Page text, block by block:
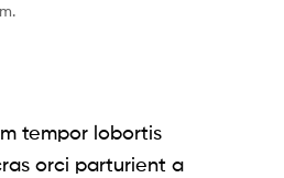
tempor lobortis
orci parturient a